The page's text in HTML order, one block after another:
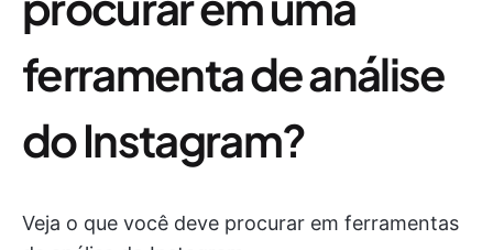
ferramenta de análise
do Instagram?
Veja o que você deve procurar em ferramentas